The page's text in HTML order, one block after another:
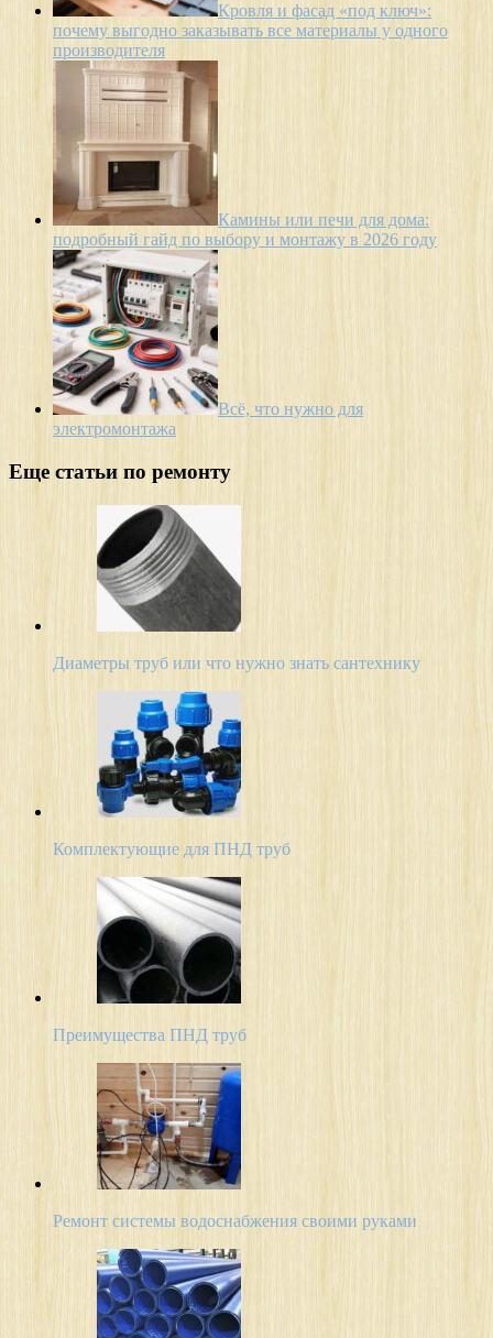
Кровля и фасад «под ключ»:
почему выгодно заказывать все материалы у одного
производителя
Камины или печи для дома:
подробный гайд по выбору и монтажу в 2026 году
Всё, что нужно для
электромонтажа
Еще статьи по ремонту
Диаметры труб или что нужно знать сантехнику
Комплектующие для ПНД труб
Преимущества ПНД труб
Ремонт системы водоснабжения своими руками